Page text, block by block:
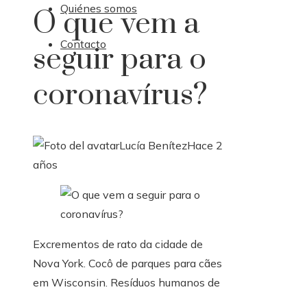
Quiénes somos
Contacto
O que vem a
seguir para o
coronavírus?
Lucía BenítezHace 2
años
Excrementos de rato da cidade de
Nova York. Cocô de parques para cães
em Wisconsin. Resíduos humanos de